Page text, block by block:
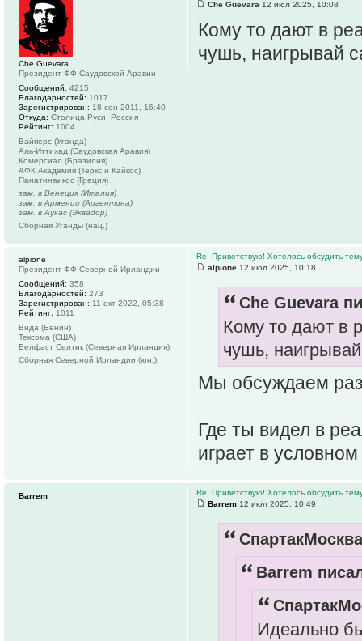
Che Guevara 12 июл 2025, 10:08
Кому то дают в
чушь, наигрывай
Che Guevara
Президент ФФ Саудовской Аравии
Сообщений: 4215
Благодарностей: 1017
Зарегистрирован: 18 сен 2011, 16:40
Откуда: Столица Руси, Россия
Рейтинг: 1004
Вайперс (Уганда)
Аль-Иттихад (Саудовская Аравия)
Комерсиал (Бразилия)
АФК Академия (Теркс и Кайкос)
Панатинаикос (Греция)
зам. в Венеция (Италия)
зам. в Арменио (Аргентина)
зам. в Аукас (Эквадор)
Сборная Уганды (нац.)
Re: Приветствую! Хотелось обсудить
alpione 12 июл 2025, 10:18
Che Guevara
Кому то дают в
чушь,
Мы обсуждаем
Где ты видел в
играет в
alpione
Президент ФФ Северной Ирландии
Сообщений: 358
Благодарностей: 273
Зарегистрирован: 11 окт 2022, 05:38
Рейтинг: 1011
Вида (Бенин)
Тексома (США)
Белфаст Селтик (Северная Ирландия)
Сборная Северной Ирландии (юн.)
Re: Приветствую! Хотелось обсудить
Barrem 12 июл 2025, 10:49
Barrem
Идеально
Barrem